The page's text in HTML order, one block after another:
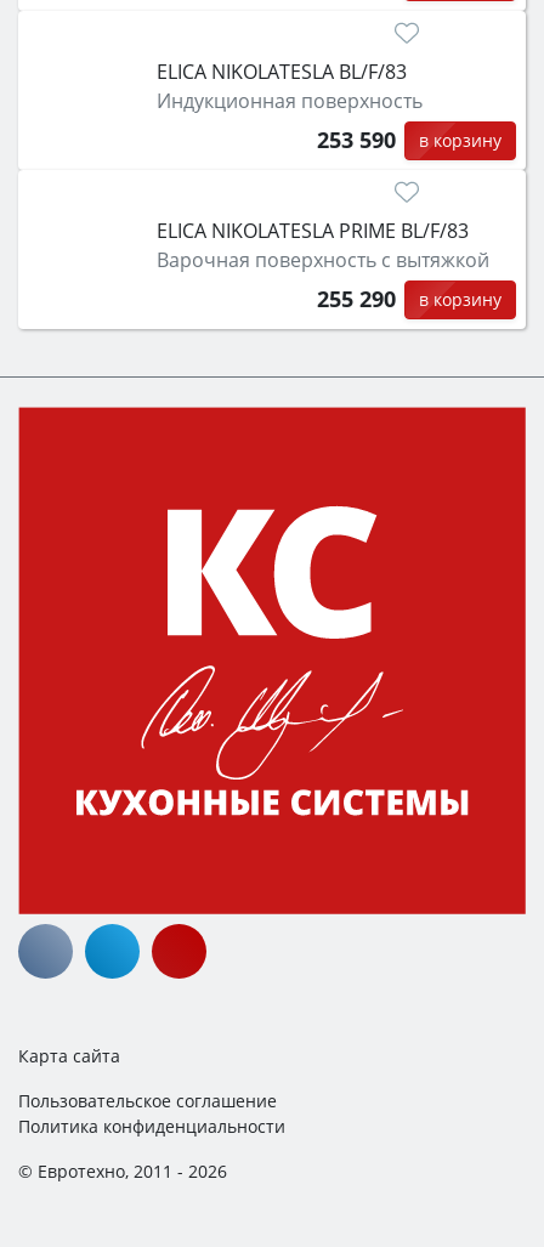
ELICA NIKOLATESLA BL/F/83
Индукционная поверхность
253 590 в корзину
ELICA NIKOLATESLA PRIME BL/F/83
Варочная поверхность с вытяжкой
255 290 в корзину
Карта сайта
Пользовательское соглашение
Политика конфиденциальности
© Евротехно, 2011 - 2026